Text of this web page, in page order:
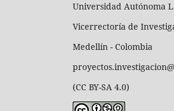
Universidad Autónoma
Vicerrectoría de
Medellín - Colombia
(CC BY-SA 4.0)